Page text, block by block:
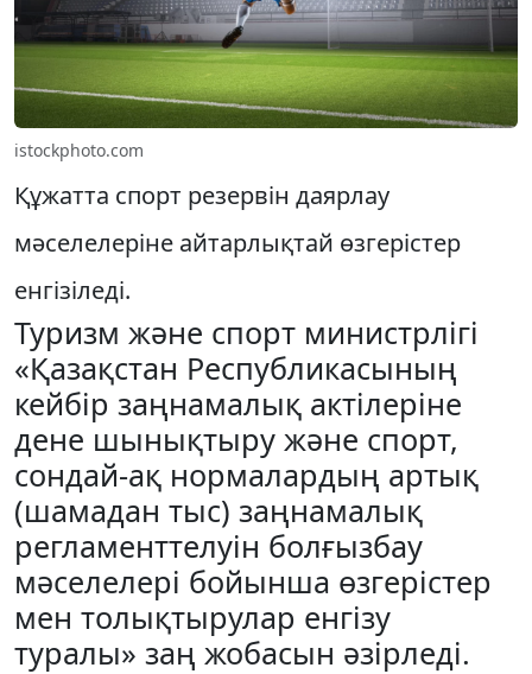
istockphoto.com
Құжатта спорт резервін даярлау
мәселелеріне айтарлықтай өзгерістер
енгізіледі.
Туризм және спорт министрлігі
«Қазақстан Республикасының
кейбір заңнамалық актілеріне
дене шынықтыру және спорт,
сондай-ақ нормалардың артық
(шамадан тыс) заңнамалық
регламенттелуін болғызбау
мәселелері бойынша өзгерістер
мен толықтырулар енгізу
туралы» заң жобасын әзірледі.